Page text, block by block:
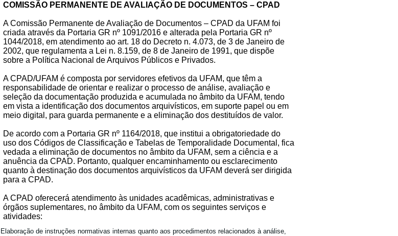
COMISSÃO PERMANENTE DE AVALIAÇÃO DE DOCUMENTOS – CPAD
A Comissão Permanente de Avaliação de Documentos – CPAD da UFAM foi
criada através da Portaria GR nº 1091/2016 e alterada pela Portaria GR nº
1044/2018, em atendimento ao art. 18 do Decreto n. 4.073, de 3 de Janeiro de
2002, que regulamenta a Lei n. 8.159, de 8 de Janeiro de 1991, que dispõe
sobre a Política Nacional de Arquivos Públicos e Privados.
A CPAD/UFAM é composta por servidores efetivos da UFAM, que têm a
responsabilidade de orientar e realizar o processo de análise, avaliação e
seleção da documentação produzida e acumulada no âmbito da UFAM, tendo
em vista a identificação dos documentos arquivísticos, em suporte papel ou em
meio digital, para guarda permanente e a eliminação dos destituídos de valor.
De acordo com a Portaria GR nº 1164/2018, que institui a obrigatoriedade do
uso dos Códigos de Classificação e Tabelas de Temporalidade Documental, fica
vedada a eliminação de documentos no âmbito da UFAM, sem a ciência e a
anuência da CPAD. Portanto, qualquer encaminhamento ou esclarecimento
quanto à destinação dos documentos arquivísticos da UFAM deverá ser dirigida
para a CPAD.
A CPAD oferecerá atendimento às unidades acadêmicas, administrativas e
órgãos suplementares, no âmbito da UFAM, com os seguintes serviços e
atividades:
Elaboração de instruções normativas internas quanto aos procedimentos relacionados à análise,